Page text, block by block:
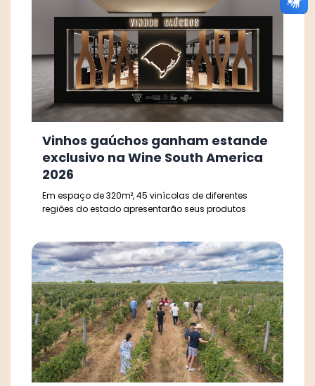
Vinhos gaúchos ganham estande
exclusivo na Wine South America
2026
Em espaço de 320m², 45 vinícolas de diferentes
regiões do estado apresentarão seus produtos